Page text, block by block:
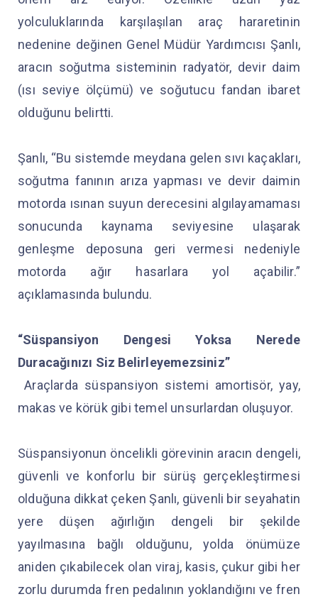
yolculuklarında karşılaşılan araç hararetinin
nedenine değinen Genel Müdür Yardımcısı Şanlı,
aracın soğutma sisteminin radyatör, devir daim
(ısı seviye ölçümü) ve soğutucu fandan ibaret
olduğunu belirtti.
Şanlı, “Bu sistemde meydana gelen sıvı kaçakları,
soğutma fanının arıza yapması ve devir daimin
motorda ısınan suyun derecesini algılayamaması
sonucunda kaynama seviyesine ulaşarak
genleşme deposuna geri vermesi nedeniyle
motorda ağır hasarlara yol açabilir.”
açıklamasında bulundu.
“Süspansiyon Dengesi Yoksa Nerede
Duracağınızı Siz Belirleyemezsiniz”
Araçlarda süspansiyon sistemi amortisör, yay,
makas ve körük gibi temel unsurlardan oluşuyor.
Süspansiyonun öncelikli görevinin aracın dengeli,
güvenli ve konforlu bir sürüş gerçekleştirmesi
olduğuna dikkat çeken Şanlı, güvenli bir seyahatin
yere düşen ağırlığın dengeli bir şekilde
yayılmasına bağlı olduğunu, yolda önümüze
aniden çıkabilecek olan viraj, kasis, çukur gibi her
zorlu durumda fren pedalının yoklandığını ve fren